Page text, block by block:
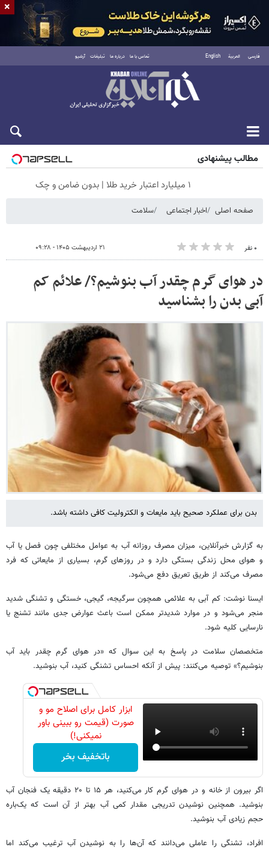
فارسی العربية English تماس با ما درباره ما تبلیغات آرشیو
جمعه ۱۶ مرداد ۱۴۰۵
مطالب پیشنهادی
۱ میلیارد اعتبار خرید طلا | بدون ضامن و چک
صفحه اصلی اخبار اجتماعی سلامت
۰ نفر ۲۱ اردیبهشت ۱۴۰۵ - ۰۹:۲۸
در هوای گرم چقدر آب بنوشیم؟/ علائم کم‌
آبی بدن را بشناسید
بدن برای عملکرد صحیح باید مایعات و الکترولیت کافی داشته باشد.
به گزارش خبرآنلاین، میزان مصرف روزانه آب به عوامل مختلفی چون فصل یا آب‌
و هوای محل زندگی بستگی دارد و در روزهای گرم، بسیاری از مایعاتی که فرد
مصرف می‌کند از طریق تعریق دفع می‌شود.
ایسنا نوشت: کم‌ آبی به علائمی همچون سرگیجه، ‌گیجی، خستگی و تشنگی شدید
منجر می‌شود و در موارد شدیدتر ممکن است باعث عوارض جدی‌ مانند تشنج یا
نارسایی کلیه شود.
متخصصان سلامت در پاسخ به این سوال که «در هوای گرم چقدر باید آب
بنوشیم؟» توصیه می‌کنند: پیش از آنکه احساس تشنگی کنید، آب بنوشید.
ابزار کامل برای اصلاح مو و
صورت (قیمت رو ببینی باور
نمیکنی!)
باتخفیف بخر
اگر بیرون از خانه و در هوای گرم کار می‌کنید، هر ۱۵ تا ۲۰ دقیقه یک فنجان آب
بنوشید. همچنین نوشیدن تدریجی مقدار کمی آب بهتر از آن است که یک‌باره
حجم زیادی آب بنوشید.
افراد، تشنگی را عاملی می‌دانند که آن‌ها را به نوشیدن آب ترغیب می‌کند اما
×